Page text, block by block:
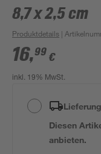
8,7 x 2,5 cm
Produktdetails |
16,99 €
inkl. 19% MwSt.
Diesen
anbieten.